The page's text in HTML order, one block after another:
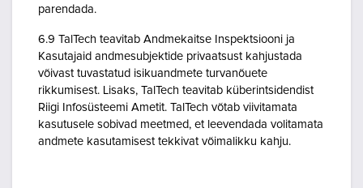
parendada.
6.9 TalTech teavitab Andmekaitse Inspektsiooni ja
Kasutajaid andmesubjektide privaatsust kahjustada
võivast tuvastatud isikuandmete turvanõuete
rikkumisest. Lisaks, TalTech teavitab küberintsidendist
Riigi Infosüsteemi Ametit. TalTech võtab viivitamata
kasutusele sobivad meetmed, et leevendada volitamata
andmete kasutamisest tekkivat võimalikku kahju.